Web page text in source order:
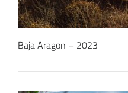
Baja Aragon – 2023